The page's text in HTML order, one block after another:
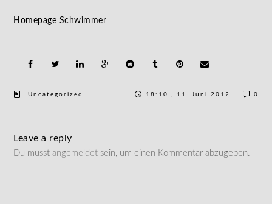
Homepage Schwimmer
Uncategorized 18:10 , 11. Juni 2012 0
Leave a reply
Du musstangemeldet sein, um einen Kommentar abzugeben.